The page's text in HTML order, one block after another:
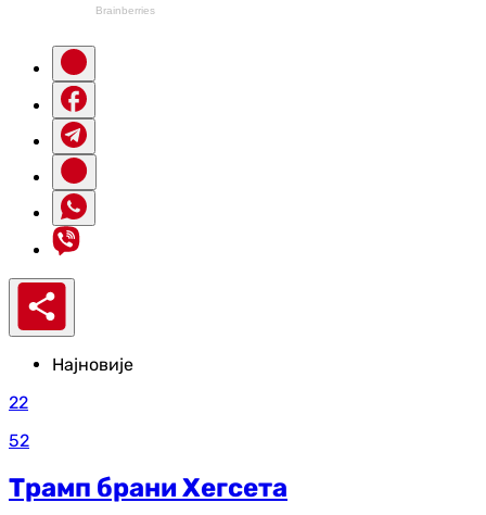
Најновије
22
52
Трамп брани Хегсета